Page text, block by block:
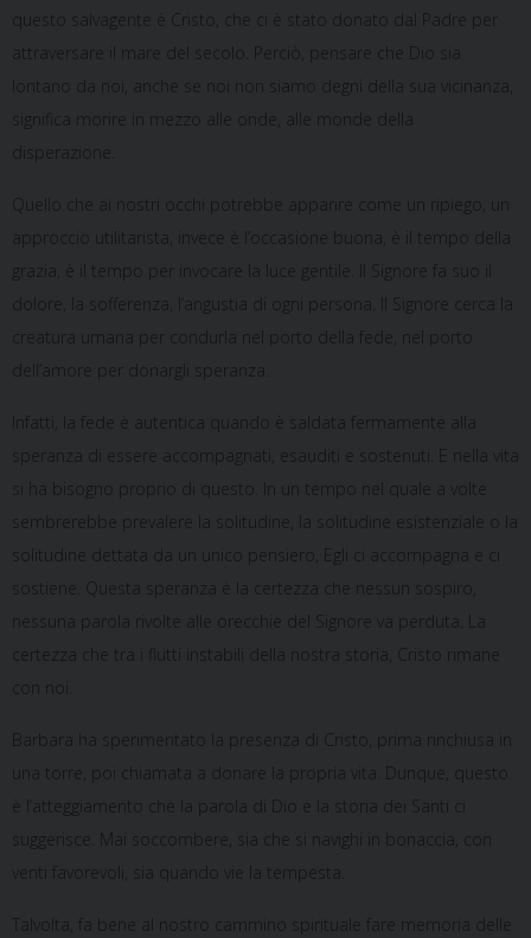
questo salvagente è Cristo, che ci è stato donato dal Padre per
attraversare il mare del secolo. Perciò, pensare che Dio sia
lontano da noi, anche se noi non siamo degni della sua vicinanza,
significa morire in mezzo alle onde, alle monde della
disperazione.
Quello che ai nostri occhi potrebbe apparire come un ripiego, un
approccio utilitarista, invece è l’occasione buona, è il tempo della
grazia, è il tempo per invocare la luce gentile. Il Signore fa suo il
dolore, la sofferenza, l’angustia di ogni persona. Il Signore cerca la
creatura umana per condurla nel porto della fede, nel porto
dell’amore per donargli speranza.
Infatti, la fede è autentica quando è saldata fermamente alla
speranza di essere accompagnati, esauditi e sostenuti. E nella vita
si ha bisogno proprio di questo. In un tempo nel quale a volte
sembrerebbe prevalere la solitudine, la solitudine esistenziale o la
solitudine dettata da un unico pensiero, Egli ci accompagna e ci
sostiene. Questa speranza è la certezza che nessun sospiro,
nessuna parola rivolte alle orecchie del Signore va perduta. La
certezza che tra i flutti instabili della nostra storia, Cristo rimane
con noi.
Barbara ha sperimentato la presenza di Cristo, prima rinchiusa in
una torre, poi chiamata a donare la propria vita. Dunque, questo
è l’atteggiamento che la parola di Dio e la storia dei Santi ci
suggerisce. Mai soccombere, sia che si navighi in bonaccia, con
venti favorevoli, sia quando vie la tempesta.
Talvolta, fa bene al nostro cammino spirituale fare memoria delle